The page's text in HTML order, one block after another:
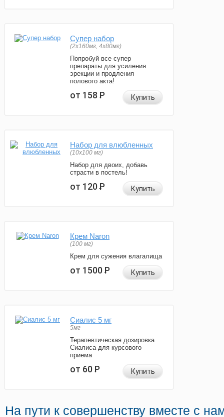
Супер набор
(2х160мг, 4х80мг)
Попробуй все супер
препараты для усиления
эрекции и продления
полового акта!
от 158Р Купить
Набор для влюбленных
(10х100 мг)
Набор для двоих, добавь
страсти в постель!
от 120Р Купить
Крем Naron
(100 мг)
Крем для сужения влагалища
от 1500Р Купить
Сиалис 5 мг
5мг
Терапевтическая дозировка
Сиалиса для курсового
приема
от 60Р Купить
На пути к совершенству вместе с